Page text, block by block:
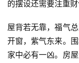
的摆设还需要注重财
屋背若无靠，福气
开窗，紫气东来。
家中必有一凶。房